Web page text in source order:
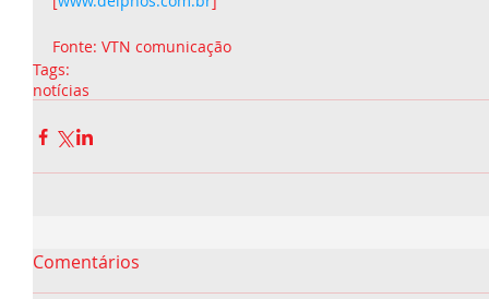
Fonte: VTN comunicação
Tags:
notícias
Comentários